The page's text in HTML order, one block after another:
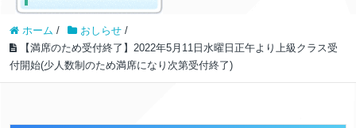
ホーム / おしらせ /
【満席のため受付終了】2022年5月11日水曜日正午より上級クラス受
付開始(少人数制のため満席になり次第受付終了)